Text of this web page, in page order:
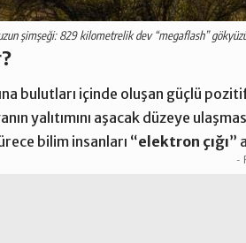
şimşeği: 829 kilometrelik dev “megaflash”
bulutları içinde oluşan güçlü
yalıtımını aşacak düzeye
bilim insanları “elektron çığı”
-